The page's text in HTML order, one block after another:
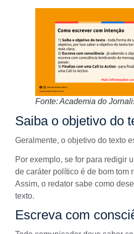
Fonte: Academia do
Saiba o objetivo do
Geralmente, o objetivo do texto
Por exemplo, se for para redigir
de caráter político é de bom tom
Assim, o redator sabe como
texto.
Escreva com